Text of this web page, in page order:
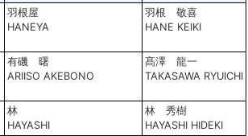
羽根屋
HANEYA
羽根 敬喜
HANE KEIKI
有磯 曙
ARIISO AKEBONO
髙澤 龍一
TAKASAWA RYUICHI
林
HAYASHI
林 秀樹
HAYASHI HIDEKI